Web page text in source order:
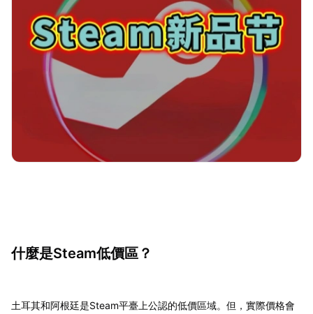
什麼是Steam低價區？
土耳其和阿根廷是Steam平臺上公認的低價區域。但，實際價格會